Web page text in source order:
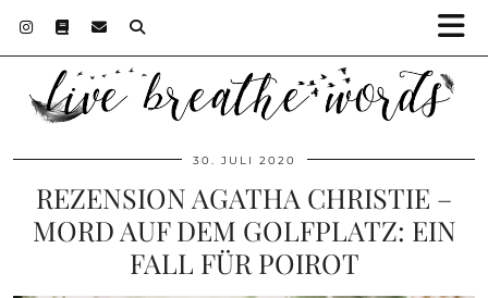
30. JULI 2020
REZENSION AGATHA CHRISTIE –
MORD AUF DEM GOLFPLATZ: EIN
FALL FÜR POIROT